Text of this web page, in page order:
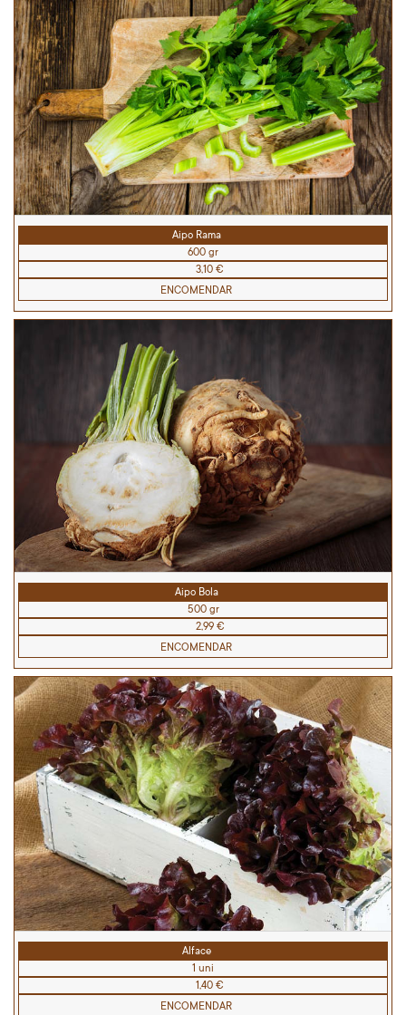
Aipo Rama
600 gr
3,10 €
ENCOMENDAR
Aipo Bola
500 gr
2,99 €
ENCOMENDAR
Alface
1 uni
1,40 €
ENCOMENDAR